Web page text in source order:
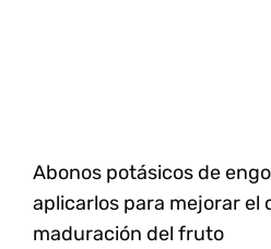
Abonos potásicos de
aplicarlos para mejorar el
maduración del fruto